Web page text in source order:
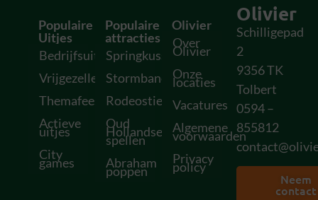
Populaire
Uitjes
Bedrijfsuitjes
Vrijgezellenfeesten
Themafeesten
Actieve
uitjes
City
games
Populaire
attracties
Springkussens
Stormbanen
Rodeostieren
Oud
Hollandse
spellen
Abraham
poppen
Olivier
Over
Olivier
Onze
locaties
Vacatures
Algemene
voorwaarden
Privacy
policy
Olivier
Schilligepad
2
9356 TK
Tolbert
0594 –
855812
Neem
contact